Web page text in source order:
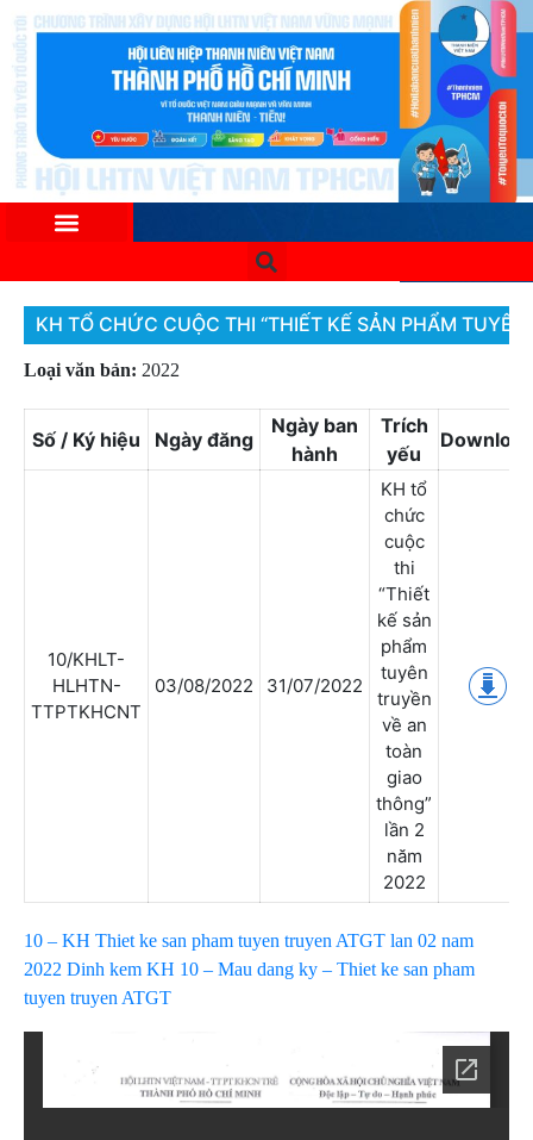
KH TỔ CHỨC CUỘC THI “THIẾT KẾ SẢN PHẨM
Loại văn bản: 2022
Số / Ký hiệu Ngày đăng
Ngày ban
hành
Trích
yếu
Download
10/KHLT-
HLHTN-
TTPTKHCNT
03/08/2022 31/07/2022
KH tổ
chức
cuộc
thi
“Thiết
kế sản
phẩm
tuyên
truyền
về an
toàn
giao
thông”
lần 2
năm
2022
10 – KH Thiet ke san pham tuyen truyen ATGT lan 02 nam
2022 Dinh kem KH 10 – Mau dang ky – Thiet ke san pham
tuyen truyen ATGT